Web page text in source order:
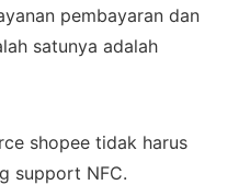
pembayaran dan
satunya adalah
shopee tidak harus
support NFC.